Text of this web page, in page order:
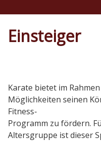
Aktuelles
Einsteiger
Vorstand
Einsteiger
Karate bietet im
Möglichkeiten seinen
Fitness-
Programm zu fördern.
Altersgruppe ist dieser